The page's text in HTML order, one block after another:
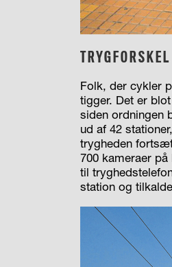
TRYGFORSKEL
Folk, der cykler
tigger. Det er
siden ordningen
ud af 42
trygheden
700 kameraer
til
station og